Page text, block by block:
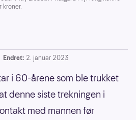
kroner.
Endret: 2. januar 2023
i 60-årene som ble trukket
denne siste trekningen i
med mannen før